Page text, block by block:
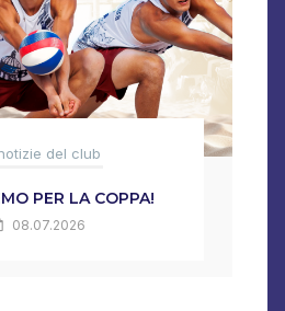
del club
PER LA COPPA!
08.07.2026